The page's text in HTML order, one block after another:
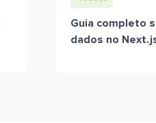
Guia completo
dados no